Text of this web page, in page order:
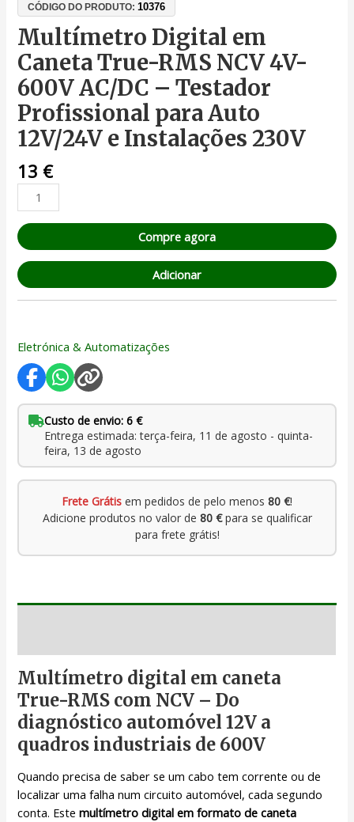
CÓDIGO DO PRODUTO:10376
Multímetro Digital em
Caneta True-RMS NCV 4V-
600V AC/DC – Testador
Profissional para Auto
12V/24V e Instalações 230V
13 €
Compre agora
Adicionar
Eletrónica & Automatizações
Custo de envio: 6 €
Entrega estimada: terça-feira, 11 de agosto - quinta-
feira, 13 de agosto
Frete Grátis em pedidos de pelo menos 80 €!
Adicione produtos no valor de 80 €para se qualificar
para frete grátis!
Multímetro digital em caneta
True-RMS com NCV – Do
diagnóstico automóvel 12V a
quadros industriais de 600V
Quando precisa de saber se um cabo tem corrente ou de
localizar uma falha num circuito automóvel, cada segundo
conta. Estemultímetro digital em formato de caneta